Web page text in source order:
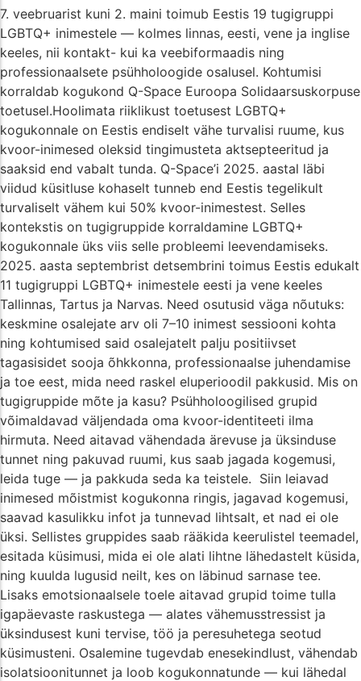
7. veebruarist kuni 2. maini toimub Eestis 19 tugigruppi
LGBTQ+ inimestele — kolmes linnas, eesti, vene ja inglise
keeles, nii kontakt- kui ka veebiformaadis ning
professionaalsete psühholoogide osalusel. Kohtumisi
korraldab kogukond Q-Space Euroopa Solidaarsuskorpuse
toetusel.Hoolimata riiklikust toetusest LGBTQ+
kogukonnale on Eestis endiselt vähe turvalisi ruume, kus
kvoor-inimesed oleksid tingimusteta aktsepteeritud ja
saaksid end vabalt tunda. Q-Space’i 2025. aastal läbi
viidud küsitluse kohaselt tunneb end Eestis tegelikult
turvaliselt vähem kui 50% kvoor-inimestest. Selles
kontekstis on tugigruppide korraldamine LGBTQ+
kogukonnale üks viis selle probleemi leevendamiseks.
2025. aasta septembrist detsembrini toimus Eestis edukalt
11 tugigruppi LGBTQ+ inimestele eesti ja vene keeles
Tallinnas, Tartus ja Narvas. Need osutusid väga nõutuks:
keskmine osalejate arv oli 7–10 inimest sessiooni kohta
ning kohtumised said osalejatelt palju positiivset
tagasisidet sooja õhkkonna, professionaalse juhendamise
ja toe eest, mida need raskel eluperioodil pakkusid. Mis on
tugigruppide mõte ja kasu? Psühholoogilised grupid
võimaldavad väljendada oma kvoor-identiteeti ilma
hirmuta. Need aitavad vähendada ärevuse ja üksinduse
tunnet ning pakuvad ruumi, kus saab jagada kogemusi,
leida tuge — ja pakkuda seda ka teistele. Siin leiavad
inimesed mõistmist kogukonna ringis, jagavad kogemusi,
saavad kasulikku infot ja tunnevad lihtsalt, et nad ei ole
üksi. Sellistes gruppides saab rääkida keerulistel teemadel,
esitada küsimusi, mida ei ole alati lihtne lähedastelt küsida,
ning kuulda lugusid neilt, kes on läbinud sarnase tee.
Lisaks emotsionaalsele toele aitavad grupid toime tulla
igapäevaste raskustega — alates vähemusstressist ja
üksindusest kuni tervise, töö ja peresuhetega seotud
küsimusteni. Osalemine tugevdab enesekindlust, vähendab
isolatsioonitunnet ja loob kogukonnatunde — kui lähedal